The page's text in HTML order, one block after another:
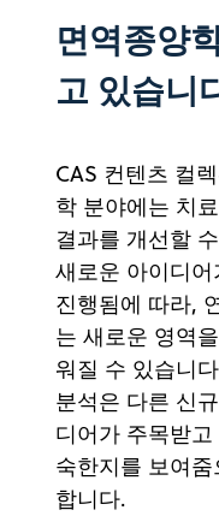
면역종양
고 있습니
CAS 컨텐츠 컬
학 분야에는 치
결과를 개선할
새로운 아이디
진행됨에 따라,
는 새로운 영역
워질 수 있습니
분석은 다른 신
디어가 주목받
숙한지를 보여
합니다.